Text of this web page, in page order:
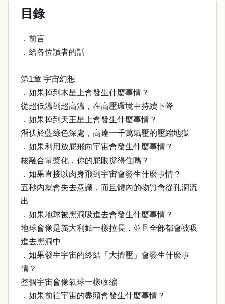
目錄
．前言
．給各位讀者的話
第1章 宇宙幻想
．如果掉到木星上會發生什麼事情？
從超低溫到超高溫，在高壓環境中持續下降
．如果掉到天王星上會發生什麼事情？
潛伏於藍綠色深處，高達一千萬氣壓的壓縮地獄
．如果利用放屁飛向宇宙會發生什麼事情？
核融合電漿化，你的屁眼撐得住嗎？
．如果直接以肉身飛到宇宙會發生什麼事情？
五秒內就會失去意識，而且體內的物質會從孔洞流
出
．如果地球被黑洞吸進去會發生什麼事情？
地球會像是義大利麵一樣拉長，並且全部都會被吸
進去黑洞中
．如果發生宇宙的終結「大擠壓」會發生什麼事
情？
整個宇宙會像氣球一樣收縮
．如果前往宇宙的盡頭會發生什麼事情？